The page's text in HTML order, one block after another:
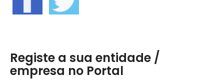
Registe a sua entidade /
empresa no Portal